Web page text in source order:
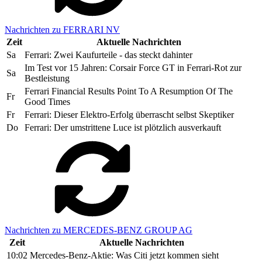
Nachrichten zu FERRARI NV
Zeit
Aktuelle Nachrichten
Sa
Ferrari: Zwei Kaufurteile - das steckt dahinter
Sa
Im Test vor 15 Jahren: Corsair Force GT in Ferrari-Rot zur
Bestleistung
Fr
Ferrari Financial Results Point To A Resumption Of The
Good Times
Fr
Ferrari: Dieser Elektro-Erfolg überrascht selbst Skeptiker
Do
Ferrari: Der umstrittene Luce ist plötzlich ausverkauft
Nachrichten zu MERCEDES-BENZ GROUP AG
Zeit
Aktuelle Nachrichten
10:02 Mercedes-Benz-Aktie: Was Citi jetzt kommen sieht